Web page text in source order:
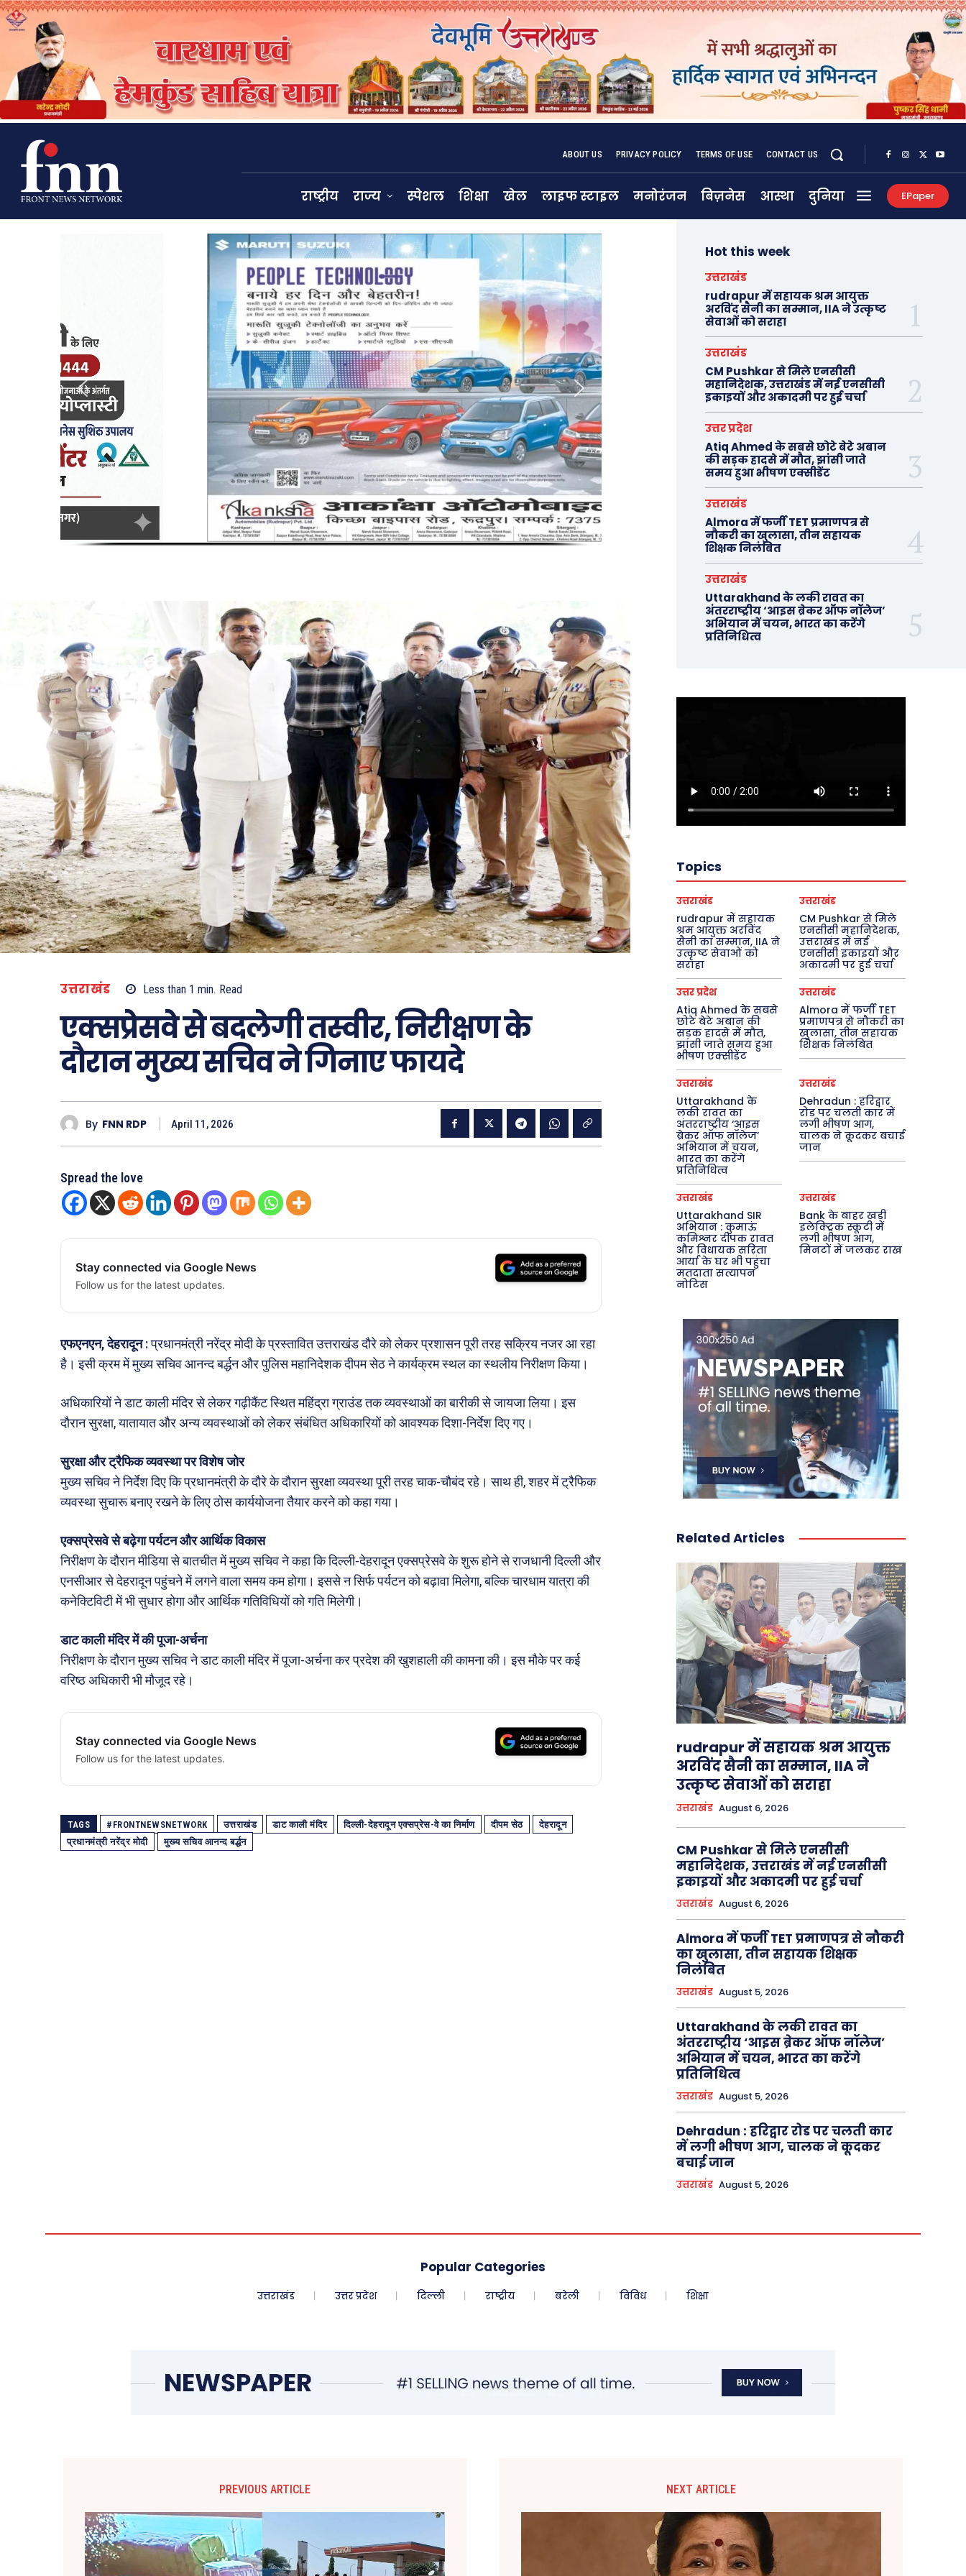
ABOUT US PRIVACY POLICY TERMS OF USE CONTACT US
राष्ट्रीय राज्य स्पेशल शिक्षा खेल लाइफ स्टाइल मनोरंजन बिज़नेस आस्था दुनिया EPaper
उत्तराखंड Less than 1 min. Read
एक्सप्रेसवे से बदलेगी तस्वीर, निरीक्षण के
दौरान मुख्य सचिव ने गिनाए फायदे
By FNN RDP April 11, 2026
Spread the love
Stay connected via Google News
Follow us for the latest updates.
एफएनएन, देहरादून:प्रधानमंत्रीनरेंद्र मोदीके प्रस्तावित उत्तराखंड दौरे को लेकर प्रशासन पूरी तरह सक्रिय नजर आ रहा
है। इसी क्रम में मुख्य सचिव आनन्द बर्द्धन और पुलिस महानिदेशक दीपम सेठ ने कार्यक्रम स्थल का स्थलीय निरीक्षण किया।
अधिकारियों नेडाट काली मंदिरसे लेकर गढ़ीकैंट स्थित महिंद्रा ग्राउंड तक व्यवस्थाओं का बारीकी से जायजा लिया। इस
दौरान सुरक्षा, यातायात और अन्य व्यवस्थाओं को लेकर संबंधित अधिकारियों को आवश्यक दिशा-निर्देश दिए गए।
सुरक्षा और ट्रैफिक व्यवस्था पर विशेष जोर
मुख्य सचिव ने निर्देश दिए कि प्रधानमंत्री के दौरे के दौरान सुरक्षा व्यवस्था पूरी तरह चाक-चौबंद रहे। साथ ही, शहर में ट्रैफिक
व्यवस्था सुचारू बनाए रखने के लिए ठोस कार्ययोजना तैयार करने को कहा गया।
एक्सप्रेसवे से बढ़ेगा पर्यटन और आर्थिक विकास
निरीक्षण के दौरान मीडिया से बातचीत में मुख्य सचिव ने कहा कि दिल्ली-देहरादून एक्सप्रेसवे के शुरू होने से राजधानी दिल्ली और
एनसीआर से देहरादून पहुंचने में लगने वाला समय कम होगा। इससे न सिर्फ पर्यटन को बढ़ावा मिलेगा, बल्कि चारधाम यात्रा की
कनेक्टिविटी में भी सुधार होगा और आर्थिक गतिविधियों को गति मिलेगी।
डाट काली मंदिर में की पूजा-अर्चना
निरीक्षण के दौरान मुख्य सचिव ने डाट काली मंदिर में पूजा-अर्चना कर प्रदेश की खुशहाली की कामना की। इस मौके पर कई
वरिष्ठ अधिकारी भी मौजूद रहे।
Stay connected via Google News
Follow us for the latest updates.
TAGS #FRONTNEWSNETWORK उत्तराखंड डाट काली मंदिर दिल्ली-देहरादून एक्सप्रेस-वे का निर्माण दीपम सेठ
देहरादून
प्रधानमंत्री नरेंद्र मोदी
मुख्य सचिव आनन्द बर्द्धन
Hot this week
उत्तराखंड
rudrapur में सहायक श्रम आयुक्त
अरविंद सैनी का सम्मान, IIA ने उत्कृष्ट
सेवाओं को सराहा
उत्तराखंड
CM Pushkar से मिले एनसीसी
महानिदेशक, उत्तराखंड में नई एनसीसी
इकाइयों और अकादमी पर हुई चर्चा
उत्तर प्रदेश
Atiq Ahmed के सबसे छोटे बेटे अबान
की सड़क हादसे में मौत, झांसी जाते
समय हुआ भीषण एक्सीडेंट
उत्तराखंड
Almora में फर्जी TET प्रमाणपत्र से
नौकरी का खुलासा, तीन सहायक
शिक्षक निलंबित
उत्तराखंड
Uttarakhand के लकी रावत का
अंतरराष्ट्रीय ‘आइस ब्रेकर ऑफ नॉलेज’
अभियान में चयन, भारत का करेंगे
प्रतिनिधित्व
Topics
उत्तराखंड
rudrapur में सहायक
श्रम आयुक्त अरविंद
सैनी का सम्मान, IIA ने
उत्कृष्ट सेवाओं को
सराहा
उत्तराखंड
CM Pushkar से मिले
एनसीसी महानिदेशक,
उत्तराखंड में नई
एनसीसी इकाइयों और
अकादमी पर हुई चर्चा
उत्तर प्रदेश
Atiq Ahmed के सबसे
छोटे बेटे अबान की
सड़क हादसे में मौत,
झांसी जाते समय हुआ
भीषण एक्सीडेंट
उत्तराखंड
Almora में फर्जी TET
प्रमाणपत्र से नौकरी का
खुलासा, तीन सहायक
शिक्षक निलंबित
उत्तराखंड
Uttarakhand के
लकी रावत का
अंतरराष्ट्रीय ‘आइस
ब्रेकर ऑफ नॉलेज’
अभियान में चयन,
भारत का करेंगे
प्रतिनिधित्व
उत्तराखंड
Dehradun : हरिद्वार
रोड पर चलती कार में
लगी भीषण आग,
चालक ने कूदकर बचाई
जान
उत्तराखंड
Uttarakhand SIR
अभियान : कुमाऊं
कमिश्नर दीपक रावत
और विधायक सरिता
आर्या के घर भी पहुंचा
मतदाता सत्यापन
नोटिस
उत्तराखंड
Bank के बाहर खड़ी
इलेक्ट्रिक स्कूटी में
लगी भीषण आग,
मिनटों में जलकर राख
Related Articles
rudrapur में सहायक श्रम आयुक्त
अरविंद सैनी का सम्मान, IIA ने
उत्कृष्ट सेवाओं को सराहा
उत्तराखंड August 6, 2026
CM Pushkar से मिले एनसीसी
महानिदेशक, उत्तराखंड में नई एनसीसी
इकाइयों और अकादमी पर हुई चर्चा
उत्तराखंड August 6, 2026
Almora में फर्जी TET प्रमाणपत्र से नौकरी
का खुलासा, तीन सहायक शिक्षक
निलंबित
उत्तराखंड August 5, 2026
Uttarakhand के लकी रावत का
अंतरराष्ट्रीय ‘आइस ब्रेकर ऑफ नॉलेज’
अभियान में चयन, भारत का करेंगे
प्रतिनिधित्व
उत्तराखंड August 5, 2026
Dehradun : हरिद्वार रोड पर चलती कार
में लगी भीषण आग, चालक ने कूदकर
बचाई जान
उत्तराखंड August 5, 2026
Popular Categories
उत्तराखंड उत्तर प्रदेश दिल्ली राष्ट्रीय बरेली विविध शिक्षा
PREVIOUS ARTICLE NEXT ARTICLE